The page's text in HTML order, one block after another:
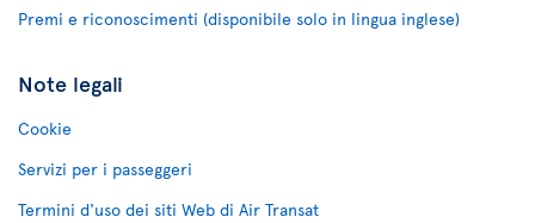
Premi e riconoscimenti (disponibile solo in lingua inglese)
Note legali
Cookie
Servizi per i passeggeri
Termini d'uso dei siti Web di Air Transat